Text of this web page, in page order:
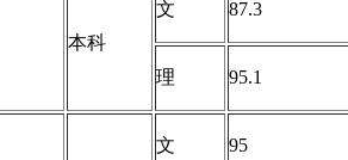
本科
文 87.3
理 95.1
文 95